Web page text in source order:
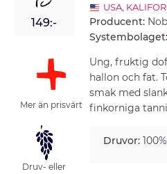
149:-
Mer än prisvärt
Druv- eller
USA,
Producent:
Systembolaget:
Ung, fruktig
hallon och fat.
smak med
finkorniga
Druvor:100%